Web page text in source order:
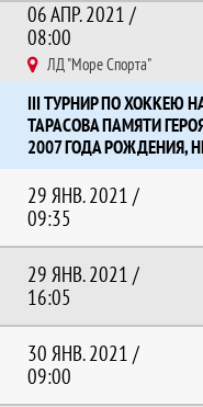
06 АПР. 2021 /
08:00
ЛД "Море Спорта"
III ТУРНИР ПО ХОККЕЮ
ТАРАСОВА ПАМЯТИ
2007 ГОДА РОЖДЕНИЯ,
29 ЯНВ. 2021 /
09:35
29 ЯНВ. 2021 /
16:05
30 ЯНВ. 2021 /
09:00